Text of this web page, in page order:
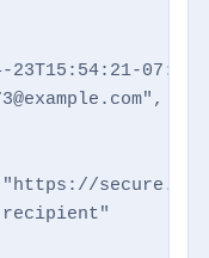
23T15:54:21-